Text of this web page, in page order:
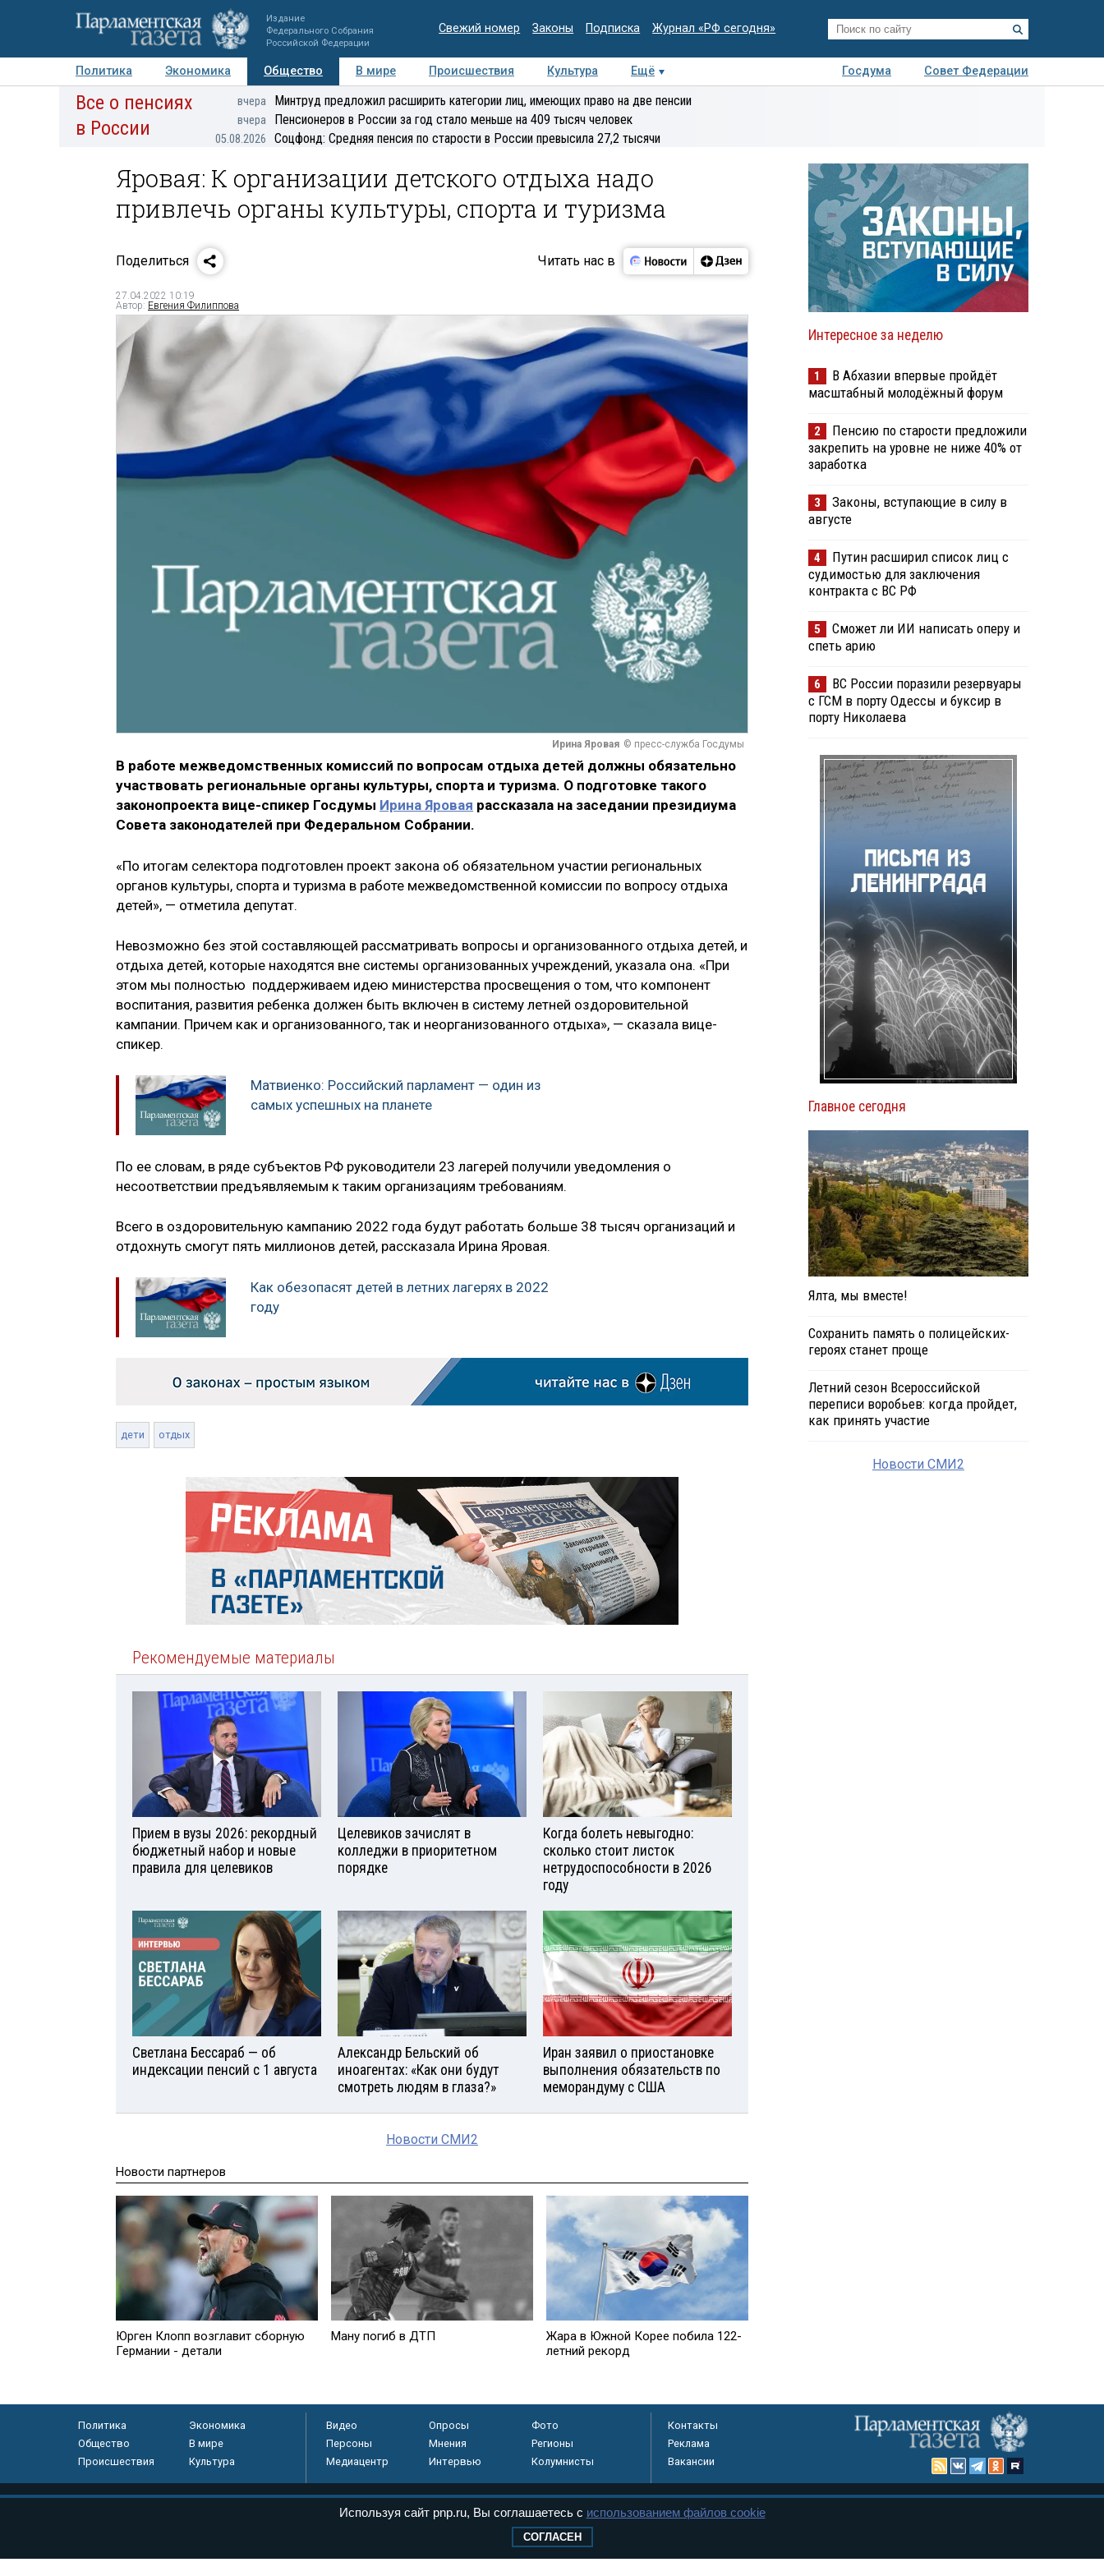
Издание
Федерального Собрания
Российской Федерации
Свежий номер Законы Подписка Журнал «РФ сегодня»
Политика Экономика Общество В мире Происшествия Культура Ещё Госдума
Совет Федерации
Авторы Персоны Мнения Регионы Медиацентр Интервью Колумнисты
Деловая
Все о пенсиях
в России
вчера Минтруд предложил расширить категории лиц, имеющих право на две пенсии
вчера Пенсионеров в России за год стало меньше на 409 тысяч человек
05.08.2026 Соцфонд: Средняя пенсия по старости в России превысила 27,2 тысячи
Яровая: К организации детского отдыха надо
привлечь органы культуры, спорта и туризма
Поделиться Читать нас в
27.04.2022 10:19
Автор: Евгения Филиппова
Ирина Яровая © пресс-служба Госдумы
В работе межведомственных комиссий по вопросам отдыха детей должны обязательно
участвовать региональные органы культуры, спорта и туризма. О подготовке такого
законопроекта вице-спикер Госдумы Ирина Яровая рассказала на заседании президиума
Совета законодателей при Федеральном Собрании.
«По итогам селектора подготовлен проект закона об обязательном участии региональных
органов культуры, спорта и туризма в работе межведомственной комиссии по вопросу отдыха
детей», — отметила депутат.
Невозможно без этой составляющей рассматривать вопросы и организованного отдыха детей, и
отдыха детей, которые находятся вне системы организованных учреждений, указала она. «При
этом мы полностью поддерживаем идею министерства просвещения о том, что компонент
воспитания, развития ребенка должен быть включен в систему летней оздоровительной
кампании. Причем как и организованного, так и неорганизованного отдыха», — сказала вице-
спикер.
Матвиенко: Российский парламент — один из
самых успешных на планете
По ее словам, в ряде субъектов РФ руководители 23 лагерей получили уведомления о
несоответствии предъявляемым к таким организациям требованиям.
Всего в оздоровительную кампанию 2022 года будут работать больше 38 тысяч организаций и
отдохнуть смогут пять миллионов детей, рассказала Ирина Яровая.
Как обезопасят детей в летних лагерях в 2022
году
дети отдых
Рекомендуемые материалы
Прием в вузы 2026: рекордный
бюджетный набор и новые
правила для целевиков
Целевиков зачислят в
колледжи в приоритетном
порядке
Когда болеть невыгодно:
сколько стоит листок
нетрудоспособности в 2026
году
Светлана Бессараб — об
индексации пенсий с 1 августа
Александр Бельский об
иноагентах: «Как они будут
смотреть людям в глаза?»
Иран заявил о приостановке
выполнения обязательств по
меморандуму с США
Новости СМИ2
Новости партнеров
Юрген Клопп возглавит сборную
Германии - детали
Ману погиб в ДТП
Жара в Южной Корее побила 122-
летний рекорд
Интересное за неделю
1
В Абхазии впервые пройдёт
масштабный молодёжный форум
2
Пенсию по старости предложили
закрепить на уровне не ниже 40% от
заработка
3
Законы, вступающие в силу в
августе
4
Путин расширил список лиц с
судимостью для заключения
контракта с ВС РФ
5
Сможет ли ИИ написать оперу и
спеть арию
6
ВС России поразили резервуары
с ГСМ в порту Одессы и буксир в
порту Николаева
Главное сегодня
Ялта, мы вместе!
Сохранить память о полицейских-
героях станет проще
Летний сезон Всероссийской
переписи воробьев: когда пройдет,
как принять участие
Новости СМИ2
Политика
Экономика
Общество
В мире
Происшествия
Культура
Видео Опросы
Фото
Персоны
Мнения
Регионы
Медиацентр
Интервью Колумнисты
Контакты
Реклама
Вакансии
массовых коммуникаций (Роскомнадзор) 05 августа 2011 года. 18+
Используя сайт pnp.ru, Вы соглашаетесь с использованием файлов cookie
СОГЛАСЕН